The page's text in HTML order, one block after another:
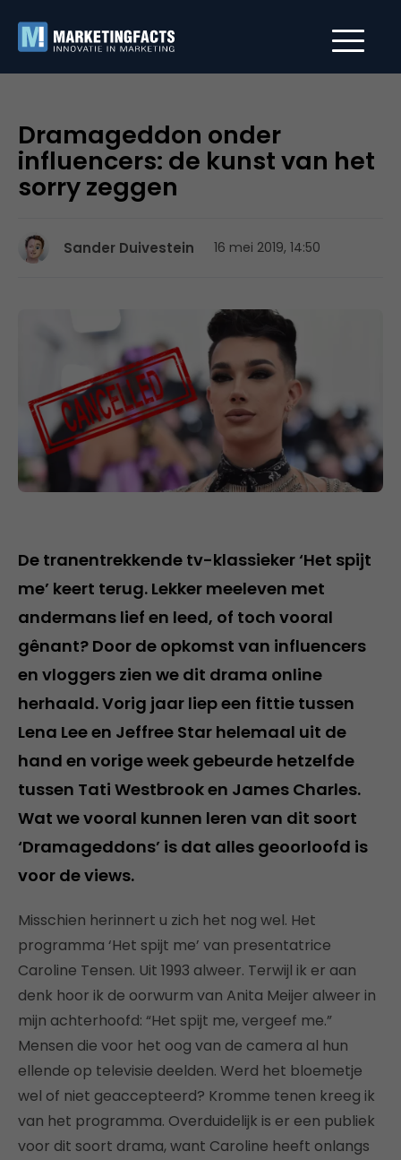
Dramageddon onder
influencers: de kunst van het
sorry zeggen
Sander Duivestein 16 mei 2019, 14:50
De tranentrekkende tv-klassieker ‘Het spijt
me’ keert terug. Lekker meeleven met
andermans lief en leed, of toch vooral
gênant? Door de opkomst van influencers
en vloggers zien we dit drama online
herhaald. Vorig jaar liep een fittie tussen
Lena Lee en Jeffree Star helemaal uit de
hand en vorige week gebeurde hetzelfde
tussen Tati Westbrook en James Charles.
Wat we vooral kunnen leren van dit soort
‘Dramageddons’ is dat alles geoorloofd is
voor de views.
Misschien herinnert u zich het nog wel. Het
programma ‘Het spijt me’ van presentatrice
Caroline Tensen. Uit 1993 alweer. Terwijl ik er aan
denk hoor ik de oorwurm van Anita Meijer alweer in
mijn achterhoofd: “Het spijt me, vergeef me.”
Mensen die voor het oog van de camera al hun
ellende op televisie deelden. Werd het bloemetje
wel of niet geaccepteerd? Kromme tenen kreeg ik
van het programma. Overduidelijk is er een publiek
voor dit soort drama, want Caroline heeft onlangs